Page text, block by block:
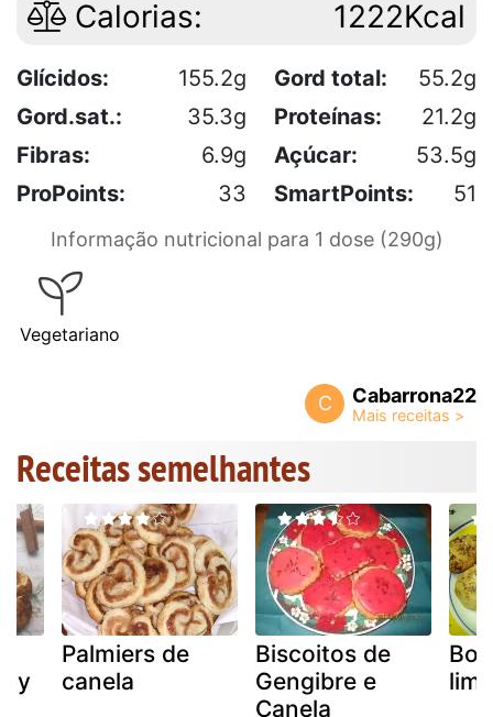
Calorias: 1222Kcal
Glícidos: 155.2g Gord total:
55.2g
Gord.sat.:
35.3g Proteínas:
21.2g
Fibras:
6.9g Açúcar:
53.5g
ProPoints:
33 SmartPoints: 51
Informação nutricional para 1 dose (290g)
Vegetariano
C Cabarrona22
Receitas semelhantes
Palmiers de
canela
Biscoitos de
Gengibre e
Canela